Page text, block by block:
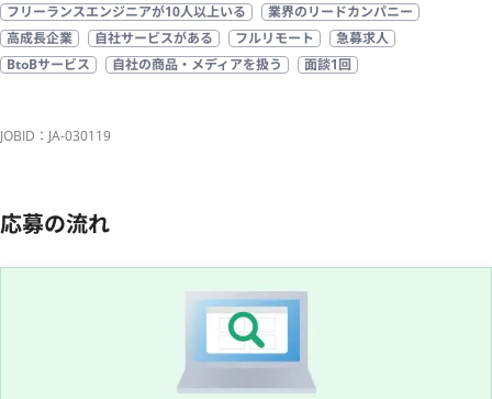
フリーランスエンジニアが10人以上いる
業界のリードカンパニー
高成長企業
自社サービスがある フルリモート
急募求人
BtoBサービス
自社の商品・メディアを扱う 面談1回
JOBID：JA-030119
応募の流れ